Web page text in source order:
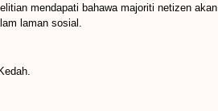
mendapati bahawa majoriti netizen akan
laman sosial.